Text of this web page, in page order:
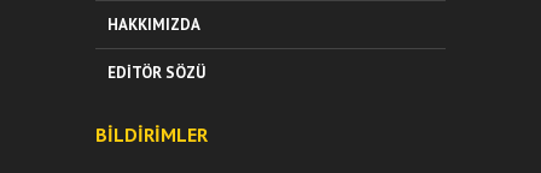
HAKKIMIZDA
EDITÖR SÖZÜ
BILDIRIMLER